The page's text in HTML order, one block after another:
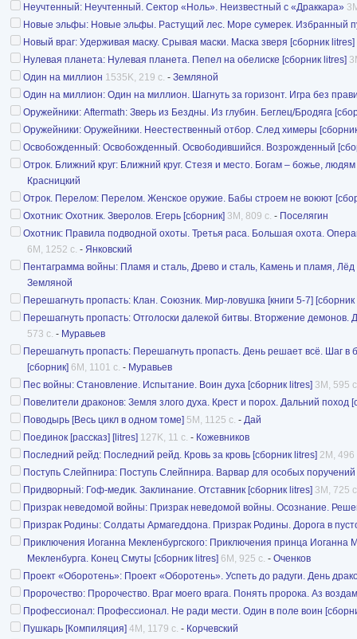
Неучтенный: Неучтенный. Сектор «Ноль». Неизвестный с «Драккара»
Новые эльфы: Новые эльфы. Растущий лес. Море сумерек. Избранный
Новый враг: Удерживая маску. Срывая маски. Маска зверя [сборник litres]
Нулевая планета: Нулевая планета. Пепел на обелиске [сборник litres]
Один на миллион 1535K, 219 с. - Земляной
Один на миллион: Один на миллион. Шагнуть за горизонт. Игра без
Оружейники: Aftermath: Зверь из Бездны. Из глубин. Беглец/Бродяга
Оружейники: Оружейники. Неестественный отбор. След химеры
Освобожденный: Освобожденный. Освободившийся. Возрожденный
Отрок. Ближний круг: Ближний круг. Стезя и место. Богам – божье,
Красницкий
Отрок. Перелом: Перелом. Женское оружие. Бабы строем не воюют
Охотник: Охотник. Зверолов. Егерь [сборник] 3M, 809 с. - Поселягин
Охотник: Правила подводной охоты. Третья раса. Большая охота.
6M, 1252 с. - Янковский
Пентаграмма войны: Пламя и сталь, Древо и сталь, Камень и пламя, Лёд
Земляной
Перешагнуть пропасть: Клан. Союзник. Мир-ловушка [книги 5-7] [сборник
Перешагнуть пропасть: Отголоски далекой битвы. Вторжение демонов.
573 с. - Муравьев
Перешагнуть пропасть: Перешагнуть пропасть. День решает всё. Шаг в
[сборник] 6M, 1101 с. - Муравьев
Пес войны: Становление. Испытание. Воин духа [сборник litres] 3M, 595
Повелители драконов: Земля злого духа. Крест и порох. Дальний поход
Поводырь [Весь цикл в одном томе] 5M, 1125 с. - Дай
Поединок [рассказ] [litres] 127K, 11 с. - Кожевников
Последний рейд: Последний рейд. Кровь за кровь [сборник litres] 2M, 496
Поступь Слейпнира: Поступь Слейпнира. Варвар для особых поручений
Придворный: Гоф-медик. Заклинание. Отставник [сборник litres] 3M, 725
Призрак неведомой войны: Призрак неведомой войны. Осознание.
Призрак Родины: Солдаты Армагеддона. Призрак Родины. Дорога в
Приключения Иоганна Мекленбургского: Приключения принца Иоганна
Мекленбурга. Конец Смуты [сборник litres] 6M, 925 с. - Оченков
Проект «Оборотень»: Проект «Оборотень». Успеть до радуги. День
Пророчество: Пророчество. Враг моего врага. Понять пророка. Аз
Профессионал: Профессионал. Не ради мести. Один в поле воин
Пушкарь [Компиляция] 4M, 1179 с. - Корчевский